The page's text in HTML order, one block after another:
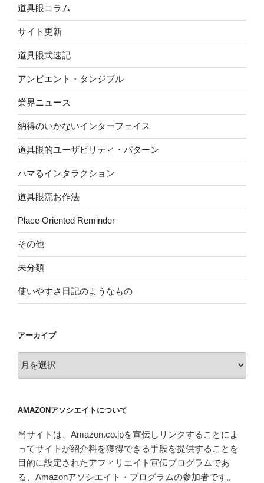
道具眼コラム
サイト更新
道具眼式速記
アンビエント・タンジブル
業界ニュース
納得のいかないインターフェイス
道具眼的ユーザビリティ・パターン
ハマるインタラクション
道具眼流お作法
Place Oriented Reminder
その他
未分類
使いやすさ日記のようなもの
アーカイブ
ー
ブ
AMAZONアソシエイトについて
当サイトは、Amazon.co.jpを宣伝しリンクすることによ
ってサイトが紹介料を獲得できる手段を提供することを
目的に設定されたアフィリエイト宣伝プログラムであ
る、Amazonアソシエイト・プログラムの参加者です。